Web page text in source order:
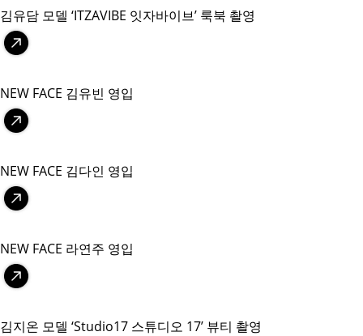
김유담 모델 ‘ITZAVIBE 잇자바이브’ 룩북 촬영
NEW FACE 김유빈 영입
NEW FACE 김다인 영입
NEW FACE 라연주 영입
김지온 모델 ‘Studio17 스튜디오 17’ 뷰티 촬영